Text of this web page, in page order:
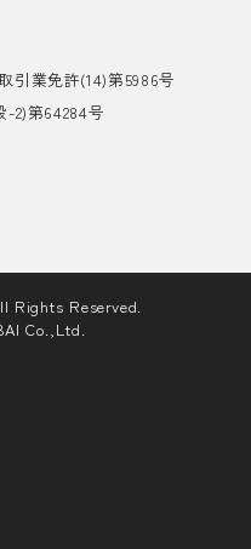
引業免許(14)第5986号
2)第64284号
Rights Reserved.
Co.,Ltd.